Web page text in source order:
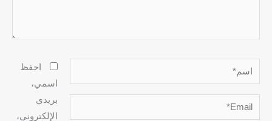
اسم*
Email*
احفظ
اسمي،
بريدي
الإلكتروني،